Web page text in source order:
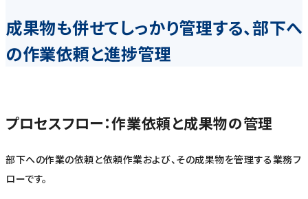
成果物も併せてしっかり管理する、部下へ
の作業依頼と進捗管理
プロセスフロー：作業依頼と成果物の管理
部下への作業の依頼と依頼作業および、その成果物を管理する業務フ
ローです。